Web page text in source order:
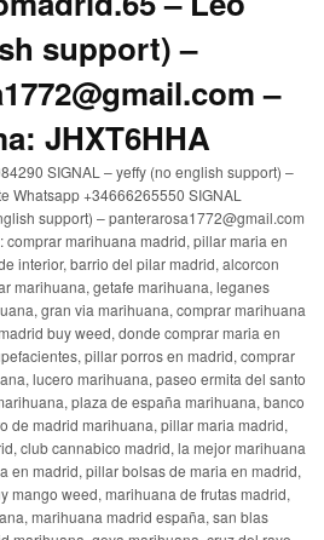
support) –
–
JHXT6HHA
SIGNAL – yeffy (no english support) –
Whatsapp +34666265550 SIGNAL
support) – panterarosa1772@gmail.com
marihuana madrid, pillar maria en
interior, barrio del pilar madrid, alcorcon
marihuana, getafe marihuana, leganes
gran via marihuana, comprar marihuana
buy weed, donde comprar maria en
pillar porros en madrid, comprar
lucero marihuana, paseo ermita del santo
plaza de españa marihuana, banco
de madrid marihuana, pillar maria madrid,
club cannabico madrid, la mejor marihuana
en madrid, pillar bolsas de maria en madrid,
mango weed, marihuana de frutas madrid,
marihuana madrid españa, san blas